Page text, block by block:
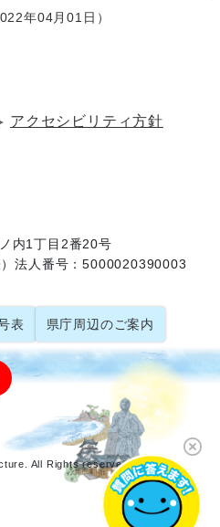
年04月01日
アクセシビリティ方針
内1丁目2番20号
法人番号：5000020390003
表 県庁周辺のご案内
All Rights reserved.